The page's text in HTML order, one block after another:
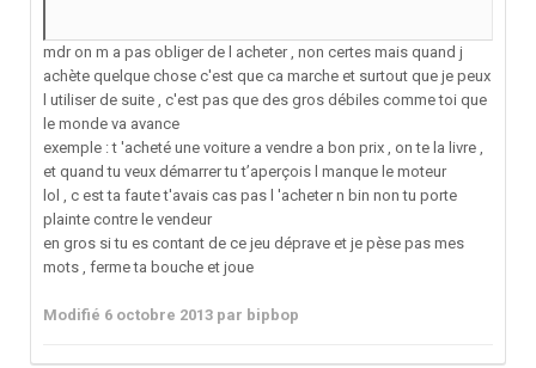
mdr on m a pas obliger de l acheter , non certes mais quand j
achète quelque chose c'est que ca marche et surtout que je peux
l utiliser de suite , c'est pas que des gros débiles comme toi que
le monde va avance
exemple : t 'acheté une voiture a vendre a bon prix , on te la livre ,
et quand tu veux démarrer tu t’aperçois l manque le moteur
lol , c est ta faute t'avais cas pas l 'acheter n bin non tu porte
plainte contre le vendeur
en gros si tu es contant de ce jeu déprave et je pèse pas mes
mots , ferme ta bouche et joue
Modifié 6 octobre 2013 par bipbop